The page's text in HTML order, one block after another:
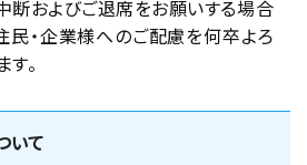
断およびご退席をお願いする場合
民・企業様へのご配慮を何卒よろ
。
いて